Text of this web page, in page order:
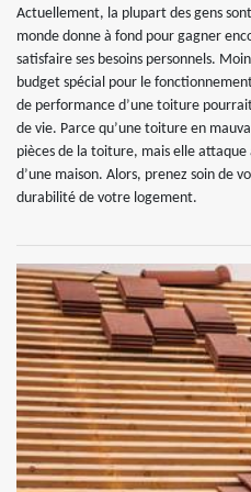
Actuellement, la plupart des gens
monde donne à fond pour gagner
satisfaire ses besoins personnels.
budget spécial pour le
de performance d’une toiture
de vie. Parce qu’une toiture en
pièces de la toiture, mais elle
d’une maison. Alors, prenez soin de
durabilité de votre logement.